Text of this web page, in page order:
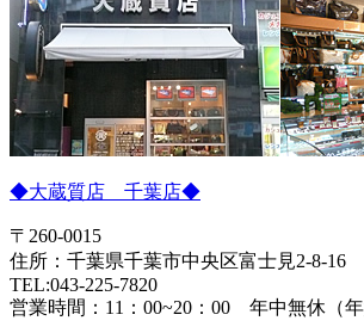
◆大蔵質店 千葉店◆
〒260-0015
住所：千葉県千葉市中央区富士見2-8-16
TEL:043-225-7820
営業時間：11：00~20：00 年中無休（年